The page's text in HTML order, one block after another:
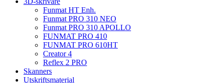
Funmat HT Enh.
Funmat PRO 310 NEO
Funmat PRO 310 APOLLO
FUNMAT PRO 410
FUNMAT PRO 610HT
Creator 4
Reflex 2 PRO
Skanners
Utskriftsmaterial